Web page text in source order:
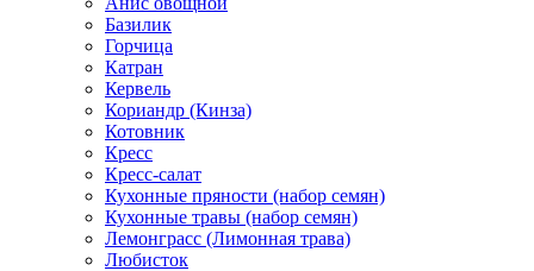
Базилик
Горчица
Катран
Кервель
Кориандр (Кинза)
Котовник
Кресс
Кресс-салат
Кухонные пряности (набор семян)
Кухонные травы (набор семян)
Лемонграсс (Лимонная трава)
Любисток